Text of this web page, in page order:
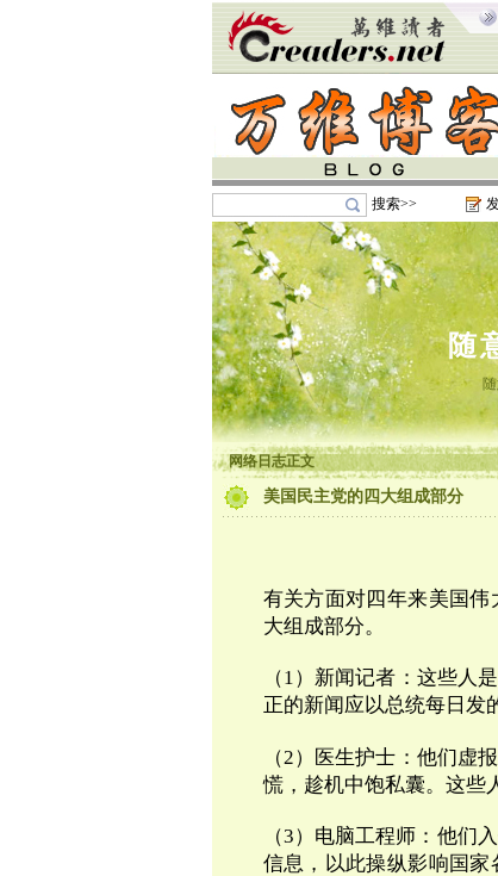
搜索>>
随
网络日志正文
美国民主党的四大组成部分
有关方面对四年来美国
大组成部分。
（1）新闻记者：这些人是
正的新闻应以总统每日发
（2）医生护士：他们虚
慌，趁机中饱私囊。这些
（3）电脑工程师：他们
信息，以此操纵影响国